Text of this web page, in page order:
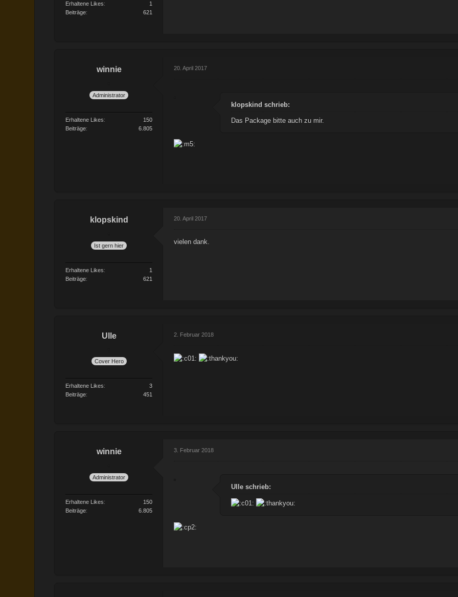
Erhaltene Likes
1
Beiträge
621
winnie
Administrator
Erhaltene Likes
150
Beiträge
6.805
20. April 2017
klopskind schrieb:
Das Package bitte auch zu mir.
klopskind
Ist gern hier
Erhaltene Likes
1
Beiträge
621
20. April 2017
vielen dank.
Ulle
Cover Hero
Erhaltene Likes
3
Beiträge
451
2. Februar 2018
winnie
Administrator
Erhaltene Likes
150
Beiträge
6.805
3. Februar 2018
Ulle schrieb: